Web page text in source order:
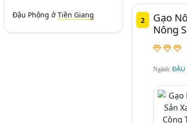
Đậu Phộng ở Tiền Giang
2
Gạo
Nông
Ngành: ĐẬU